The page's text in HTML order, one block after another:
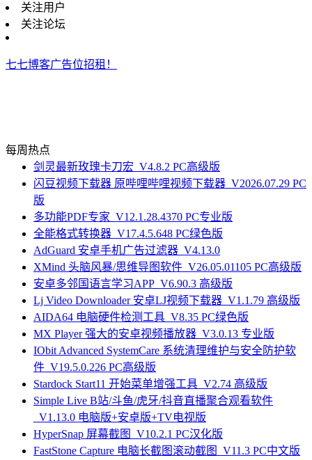
关注用户
关注论坛
七七博客广告位招租！
每周热点
剑灵最新玫瑰卡刀宏_V4.8.2 PC高级版
闪豆视频下载器 原哔哩哔哩视频下载器_V2026.07.29 PC
版
多功能PDF专家_V12.1.28.4370 PC专业版
全能格式转换器_V17.4.5.648 PC绿色版
AdGuard 安卓手机广告过滤器_V4.13.0
XMind 头脑风暴/思维导图软件_V26.05.01105 PC高级版
安卓多邻国语言学习APP_V6.90.3 高级版
Lj Video Downloader 安卓LJ视频下载器_V1.1.79 高级版
AIDA64 电脑硬件检测工具_V8.35 PC绿色版
MX Player 强大的安卓视频播放器_V3.0.13 专业版
IObit Advanced SystemCare 系统清理维护与安全防护软
件_V19.5.0.226 PC高级版
Stardock Start11 开始菜单增强工具_V2.74 高级版
Simple Live B站/斗鱼/虎牙/抖音直播聚合观看软件
_V1.13.0 电脑版+安卓版+TV电视版
HyperSnap 屏幕截图_V10.2.1 PC汉化版
FastStone Capture 电脑长截图滚动截图_V11.3 PC中文版